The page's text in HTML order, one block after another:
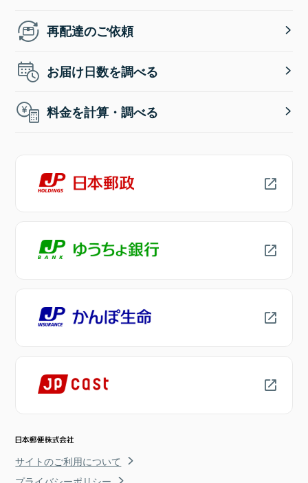
再配達のご依頼
お届け日数を調べる
料金を計算・調べる
サイトのご利用について